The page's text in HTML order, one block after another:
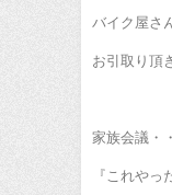
バイク屋さ
お引取り頂
家族会議・
『これやっ